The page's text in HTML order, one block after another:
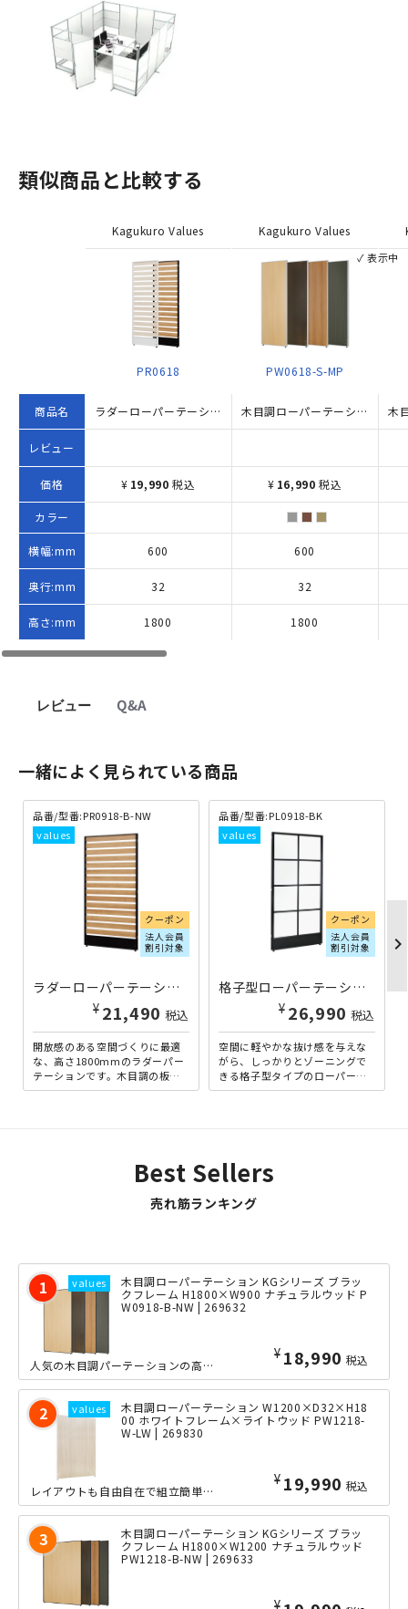
類似商品と比較する
商品名
レビュー
価格
カラー
横幅:mm
奥行:mm
高さ:mm
Kagukuro Values
PR0618
✓ 表示中
ラダーローパーテーション KGシリーズ（H1800×W600）
¥ 19,990 税込
600
32
1800
Kagukuro Values
PW0618-S-MP
木目調ローパーテーション KGシリーズ H1800×W600 メープル
¥ 16,990 税込
600
32
1800
レビュー Q&A
一緒によく見られている商品
品番/型番:PR0918-B-NW
クーポン
法人会員
割引対象
ラダーローパーテーション KGシリーズ H1800×W900 ブラックフレーム×ナチュラルウッド PR0918-B-NW | 269726
¥ 21,490 税込
開放感のある空間づくりに最適
な、高さ1800mmのラダーパー
テーションです。木目調の板面
をラダー（はしご型）にするこ
品番/型番:PL0918-BK
クーポン
法人会員
割引対象
格子型ローパーテーション KGシリーズ H1800×W900 ブラックフレーム PL0918-BK | 269812
¥ 26,990 税込
空間に軽やかな抜け感を与えな
がら、しっかりとゾーニングで
きる格子型タイプのローパーテ
ーションの高さ1800mmタイプ
chevron_right
Best Sellers
売れ筋ランキング
木目調ローパーテーション KGシリーズ ブラッ
クフレーム H1800×W900 ナチュラルウッド P
W0918-B-NW | 269632
¥ 18,990 税込
人気の木目調パーテーションの高さ1800mmシリーズに、待望のブラックフレームタ...
木目調ローパーテーション W1200×D32×H18
00 ホワイトフレーム×ライトウッド PW1218-
W-LW | 269830
¥ 19,990 税込
レイアウトも自由自在で組立簡単な人気の木目調パーテーション高さ1800mmシリー...
木目調ローパーテーション KGシリーズ ブラッ
クフレーム H1800×W1200 ナチュラルウッド
PW1218-B-NW | 269633
¥